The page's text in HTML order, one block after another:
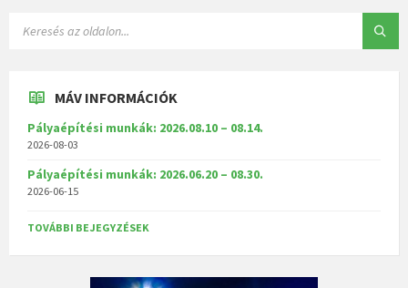
MÁV INFORMÁCIÓK
Pályaépítési munkák: 2026.08.10 – 08.14.
2026-08-03
Pályaépítési munkák: 2026.06.20 – 08.30.
2026-06-15
TOVÁBBI BEJEGYZÉSEK